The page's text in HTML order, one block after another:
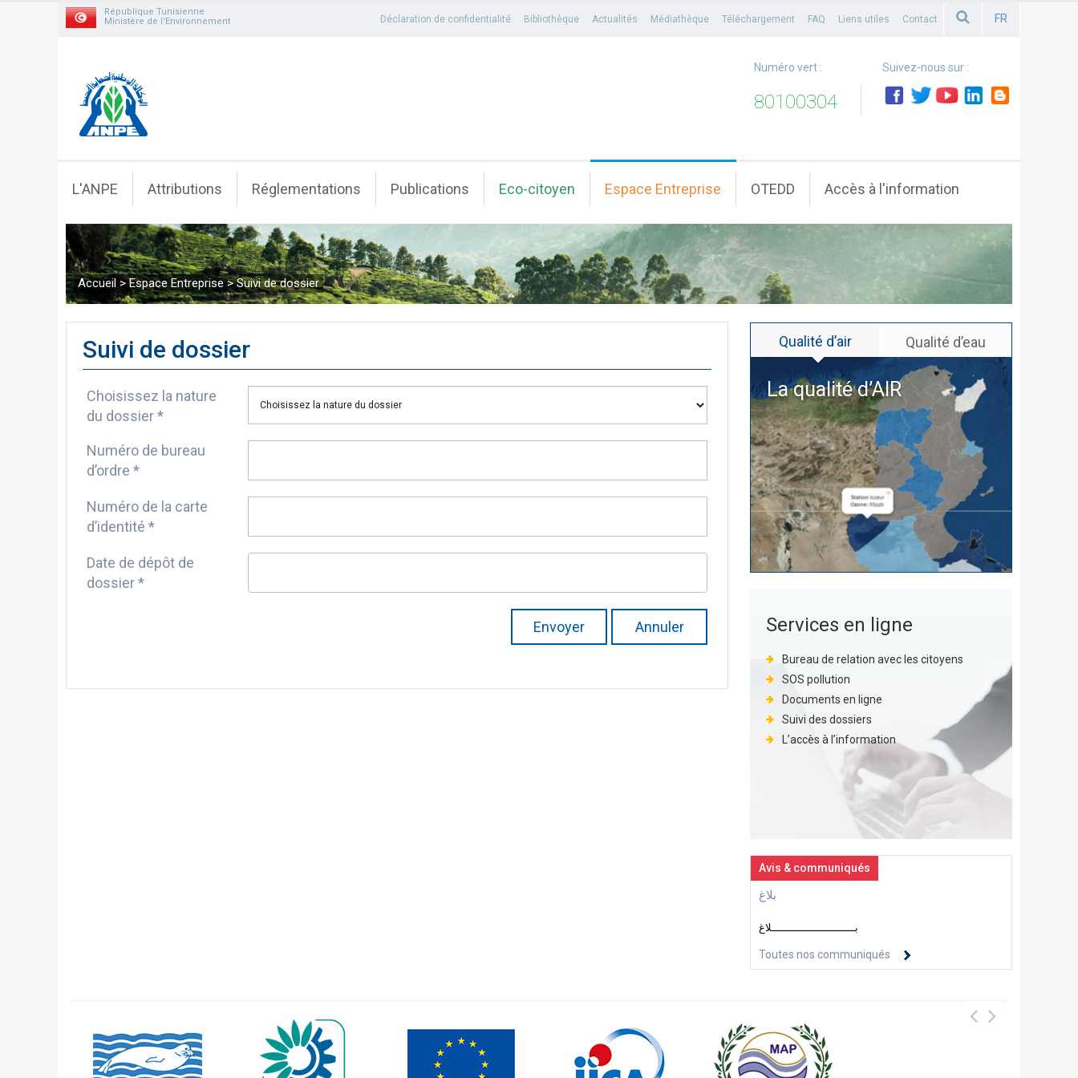
République Tunisienne
Ministère de l'Environnement
Déclaration de confidentialité Bibliothèque Actualités Médiathèque Téléchargement FAQ Liens utiles Contact FR
Numéro vert :
80100304
Suivez-nous sur :
L'ANPE Attributions Réglementations Publications Eco-citoyen Espace Entreprise OTEDD Accès à l'information
Accueil >Espace Entreprise>Suivi de dossier
Suivi de dossier
Choisissez la nature
du dossier *
Numéro de bureau
d’ordre *
Numéro de la carte
d’identité *
Date de dépôt de
dossier *
Annuler
Envoyer
Qualité d’air Qualité d’eau
La qualité d’AIR
Services en ligne
Bureau de relation avec les citoyens
SOS pollution
Documents en ligne
Suivi des dossiers
L’accès à l’information
Avis & communiqués
بلاغ
بــــــــــــــــــــــــــلاغ
Toutes nos communiqués